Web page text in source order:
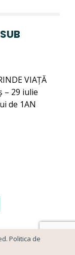
VIAȚĂ
– 29 iulie
de 1AN
Politica de